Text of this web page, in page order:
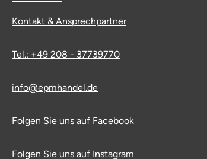
Kontakt & Ansprechpartner
Tel.: +49 208 - 37739770
info@epmhandel.de
Folgen Sie uns auf Facebook
Folgen Sie uns auf Instagram